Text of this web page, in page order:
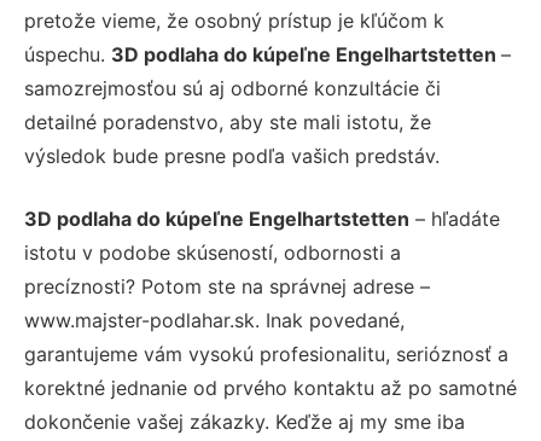
pretože vieme, že osobný prístup je kľúčom k
úspechu. 3D podlaha do kúpeľne Engelhartstetten –
samozrejmosťou sú aj odborné konzultácie či
detailné poradenstvo, aby ste mali istotu, že
výsledok bude presne podľa vašich predstáv.
3D podlaha do kúpeľne Engelhartstetten – hľadáte
istotu v podobe skúseností, odbornosti a
precíznosti? Potom ste na správnej adrese –
www.majster-podlahar.sk. Inak povedané,
garantujeme vám vysokú profesionalitu, serióznosť a
korektné jednanie od prvého kontaktu až po samotné
dokončenie vašej zákazky. Keďže aj my sme iba